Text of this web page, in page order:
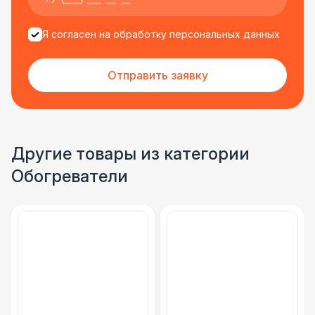
Я согласен на обработку персональных данных
Отправить заявку
Другие товары из категории
Обогреватели